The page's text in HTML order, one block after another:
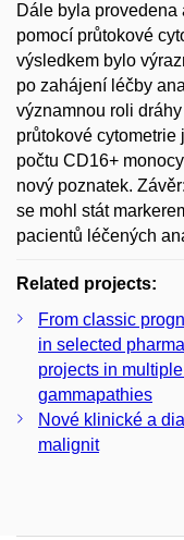
Dále byla
pomocí průtokové
výsledkem bylo
po zahájení léčby
významnou roli
průtokové
počtu CD16+
nový poznatek.
se mohl stát
pacientů léčených
Related projects:
From classic
in selected
projects in
gammapathies
Nové klinické a
malignit